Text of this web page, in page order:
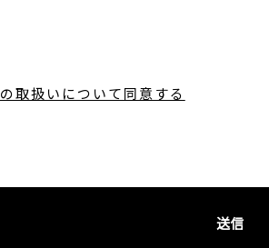
取扱いについて同意する